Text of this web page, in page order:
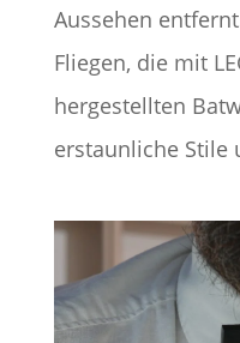
Aussehen
Fliegen, die mit
hergestellten
erstaunliche Stile